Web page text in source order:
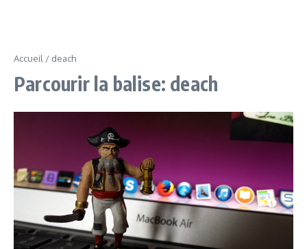
Accueil / deach
Parcourir la balise: deach